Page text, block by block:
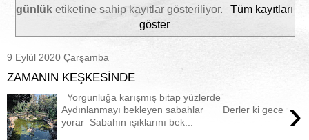
günlük etiketine sahip kayıtlar gösteriliyor.
Tüm kayıtları
göster
9 Eylül 2020 Çarşamba
ZAMANIN KEŞKESİNDE
›
Yorgunluğa karışmış bitap yüzlerde
Aydınlanmayı bekleyen sabahlar Derler ki gece
yorar Sabahın ışıklarını bek...